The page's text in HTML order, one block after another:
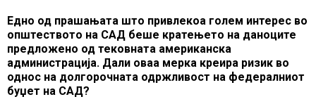
Едно од прашањата што привлекоа голем интерес во
општеството на САД беше кратењето на даноците
предложено од тековната американска
администрација. Дали оваа мерка креира ризик во
однос на долгорочната одржливост на федералниот
буџет на САД?